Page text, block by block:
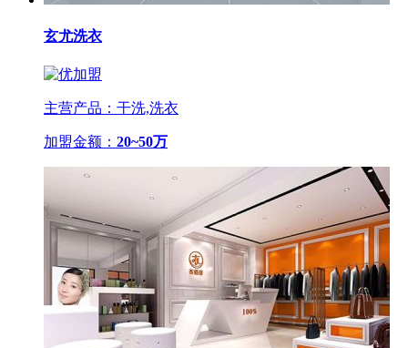
玄尤洗衣
主营产品：干洗,洗衣
加盟金额： 20~50万